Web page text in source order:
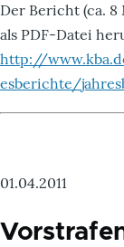
Der Bericht (ca. 8
als PDF-Datei
http://
esberichte/
01.04.2011